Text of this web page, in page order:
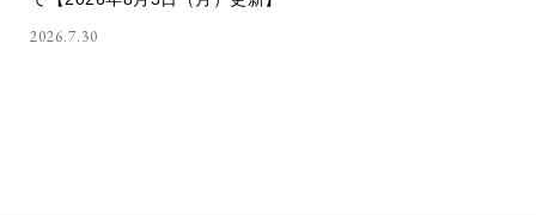
2026.7.30